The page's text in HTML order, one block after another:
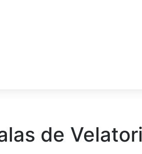
de